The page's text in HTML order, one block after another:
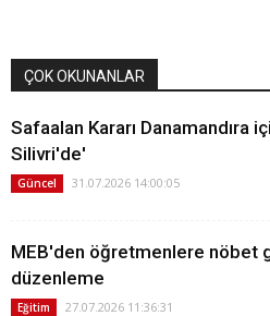
ÇOK OKUNANLAR
Safaalan Kararı Danamandıra
Silivri'de'
Güncel 31.07.2026 14:00:05
MEB'den öğretmenlere nöbet
düzenleme
Eğitim 27.07.2026 11:36:31